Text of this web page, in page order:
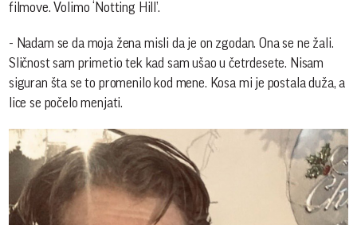
filmove. Volimo ‘Notting Hill’.
- Nadam se da moja žena misli da je on zgodan. Ona se ne žali.
Sličnost sam primetio tek kad sam ušao u četrdesete. Nisam
siguran šta se to promenilo kod mene. Kosa mi je postala duža, a
lice se počelo menjati.